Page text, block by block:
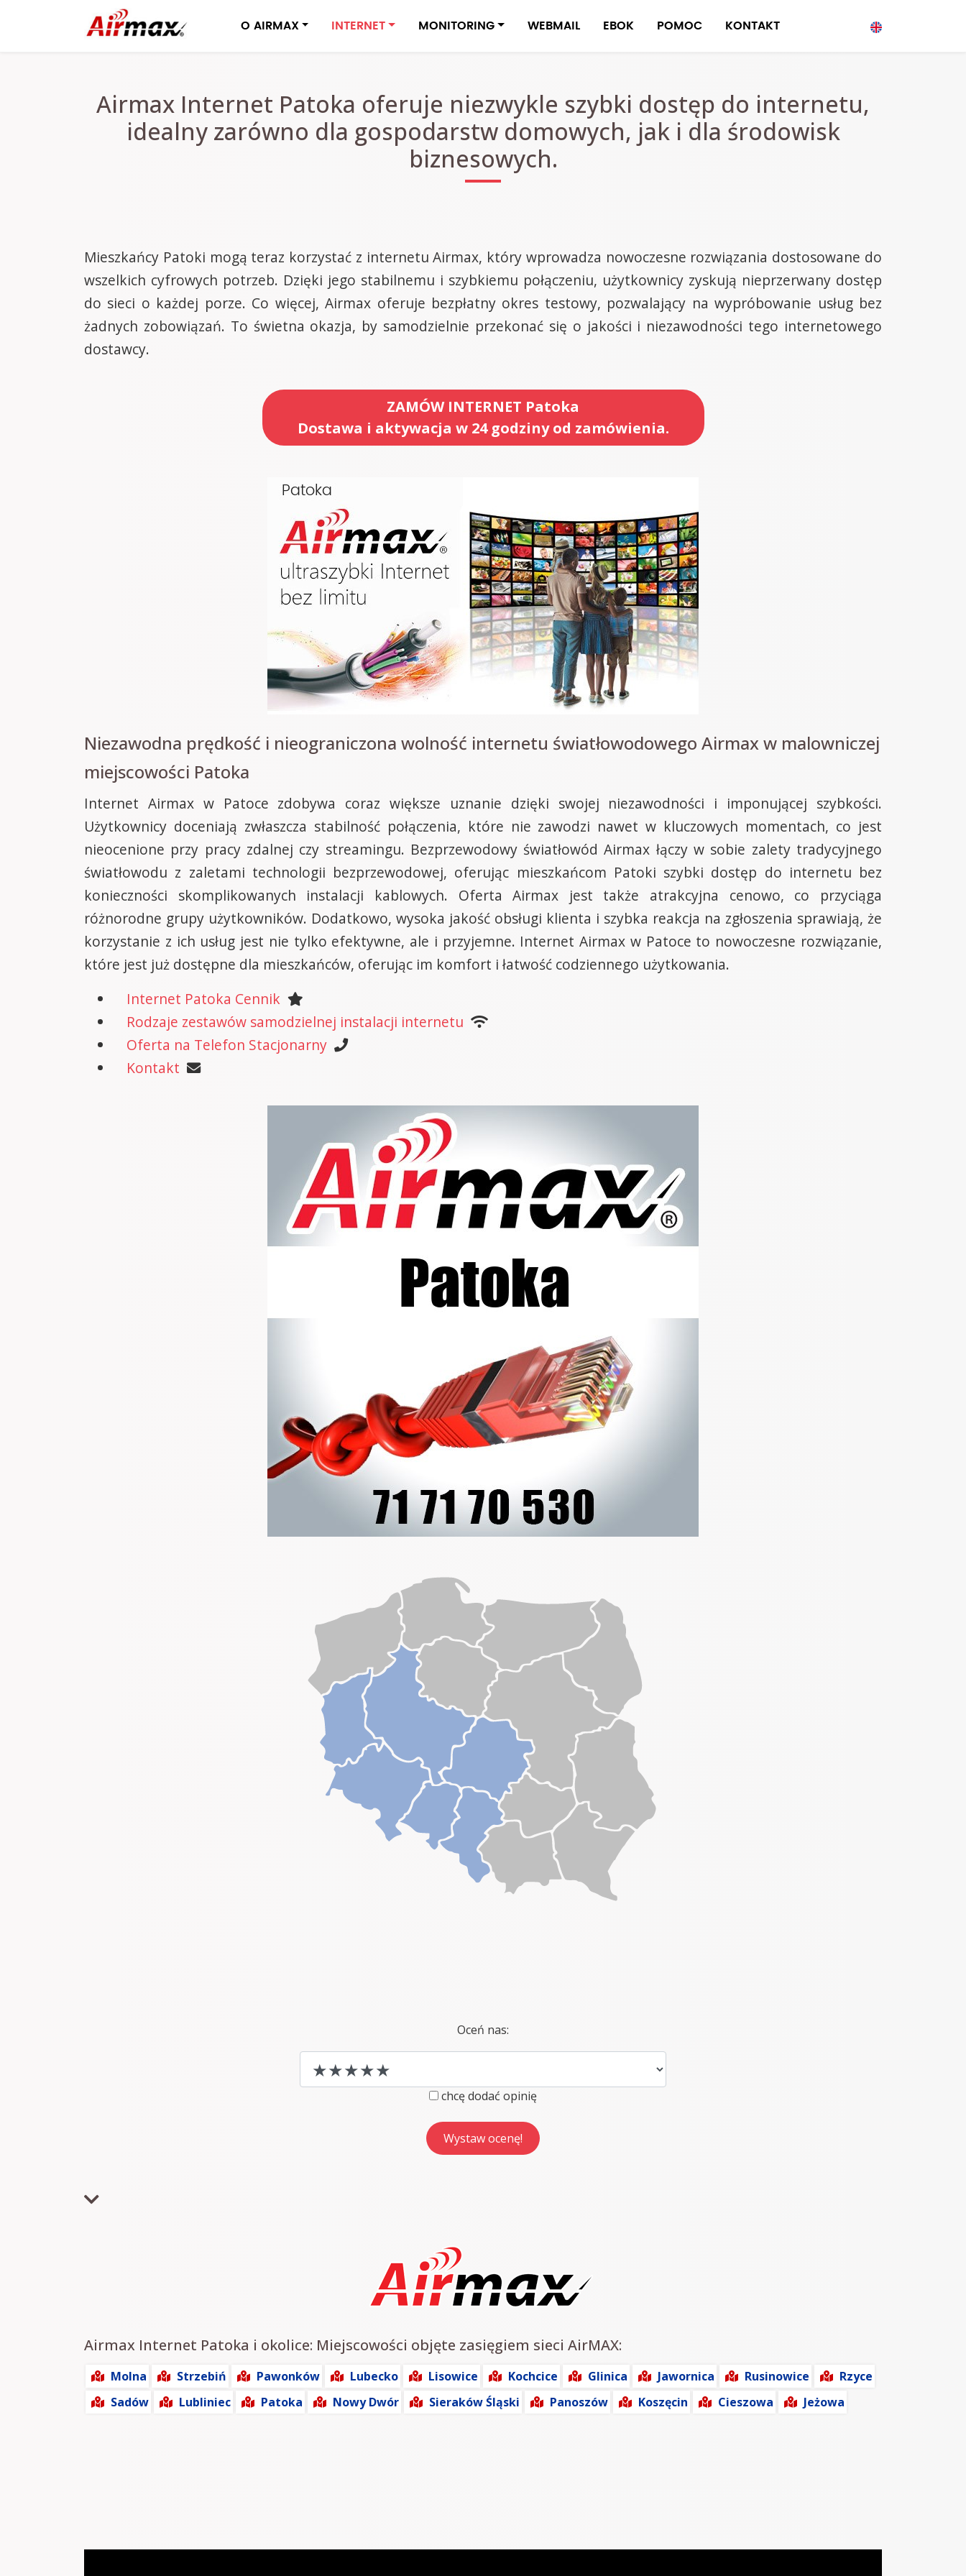
O AIRMAX INTERNET MONITORING WEBMAIL EBOK POMOC KONTAKT
Airmax Internet Patoka oferuje niezwykle szybki dostęp do internetu,
idealny zarówno dla gospodarstw domowych, jak i dla środowisk
biznesowych.
Mieszkańcy Patoki mogą teraz korzystać z internetu Airmax, który wprowadza nowoczesne rozwiązania dostosowane do
wszelkich cyfrowych potrzeb. Dzięki jego stabilnemu i szybkiemu połączeniu, użytkownicy zyskują nieprzerwany dostęp
do sieci o każdej porze. Co więcej, Airmax oferuje bezpłatny okres testowy, pozwalający na wypróbowanie usług bez
żadnych zobowiązań. To świetna okazja, by samodzielnie przekonać się o jakości i niezawodności tego internetowego
dostawcy.
ZAMÓW INTERNET Patoka
Dostawa i aktywacja w 24 godziny od zamówienia.
Niezawodna prędkość i nieograniczona wolność internetu światłowodowego Airmax w malowniczej
miejscowości Patoka
Internet Airmax w Patoce zdobywa coraz większe uznanie dzięki swojej niezawodności i imponującej szybkości.
Użytkownicy doceniają zwłaszcza stabilność połączenia, które nie zawodzi nawet w kluczowych momentach, co jest
nieocenione przy pracy zdalnej czy streamingu. Bezprzewodowy światłowód Airmax łączy w sobie zalety tradycyjnego
światłowodu z zaletami technologii bezprzewodowej, oferując mieszkańcom Patoki szybki dostęp do internetu bez
konieczności skomplikowanych instalacji kablowych. Oferta Airmax jest także atrakcyjna cenowo, co przyciąga
różnorodne grupy użytkowników. Dodatkowo, wysoka jakość obsługi klienta i szybka reakcja na zgłoszenia sprawiają, że
korzystanie z ich usług jest nie tylko efektywne, ale i przyjemne. Internet Airmax w Patoce to nowoczesne rozwiązanie,
które jest już dostępne dla mieszkańców, oferując im komfort i łatwość codziennego użytkowania.
Internet Patoka Cennik
Rodzaje zestawów samodzielnej instalacji internetu
Oferta na Telefon Stacjonarny
Kontakt
Oceń nas:
chcę dodać opinię
Airmax Internet Patoka i okolice: Miejscowości objęte zasięgiem sieci AirMAX:
Molna Strzebiń Pawonków Lubecko Lisowice Kochcice Glinica Jawornica Rusinowice
Rzyce
Sadów
Lubliniec Patoka Nowy Dwór Sieraków Śląski Panoszów Koszęcin Cieszowa Jeżowa